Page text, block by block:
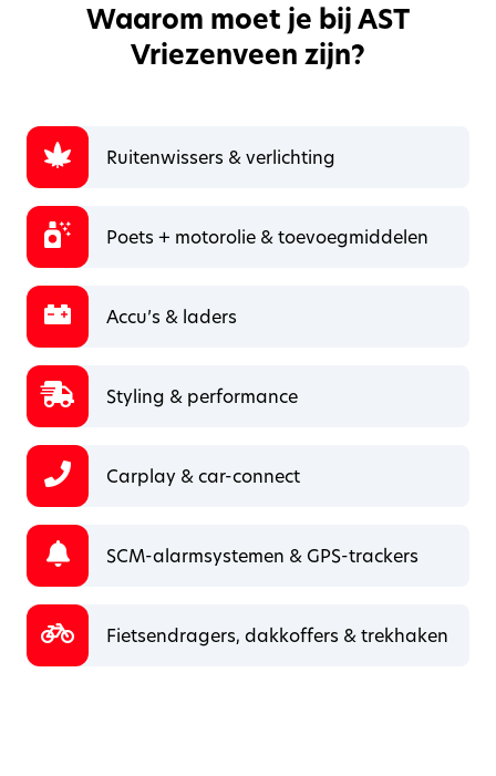
Waarom moet je bij AST
Vriezenveen zijn?
Ruitenwissers & verlichting
Poets + motorolie & toevoegmiddelen
Accu’s & laders
Styling & performance
Carplay & car-connect
SCM-alarmsystemen & GPS-trackers
Fietsendragers, dakkoffers & trekhaken